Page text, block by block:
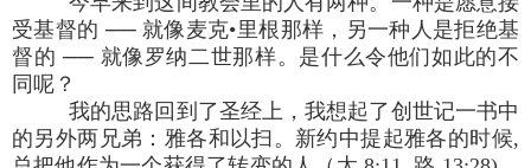
受基督的 ── 就像麦克•里根那样，另一种人是拒绝基
督的 ── 就像罗纳二世那样。是什么令他们如此的不
同呢？
我的思路回到了圣经上，我想起了创世记一书中
的另外两兄弟：雅各和以扫。新约中提起雅各的时候,